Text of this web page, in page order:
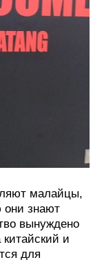
малайцы,
знают
вынуждено
и
для